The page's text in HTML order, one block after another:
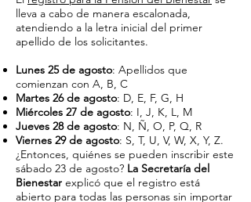
lleva a cabo de manera escalonada,
atendiendo a la letra inicial del primer
apellido de los solicitantes.
Lunes 25 de agosto: Apellidos que
comienzan con A, B, C
Martes 26 de agosto: D, E, F, G, H
Miércoles 27 de agosto: I, J, K, L, M
Jueves 28 de agosto: N, Ñ, O, P, Q, R
Viernes 29 de agosto: S, T, U, V, W, X, Y, Z.
¿Entonces, quiénes se pueden inscribir este
sábado 23 de agosto? La Secretaría del
Bienestar explicó que el registro está
abierto para todas las personas sin importar